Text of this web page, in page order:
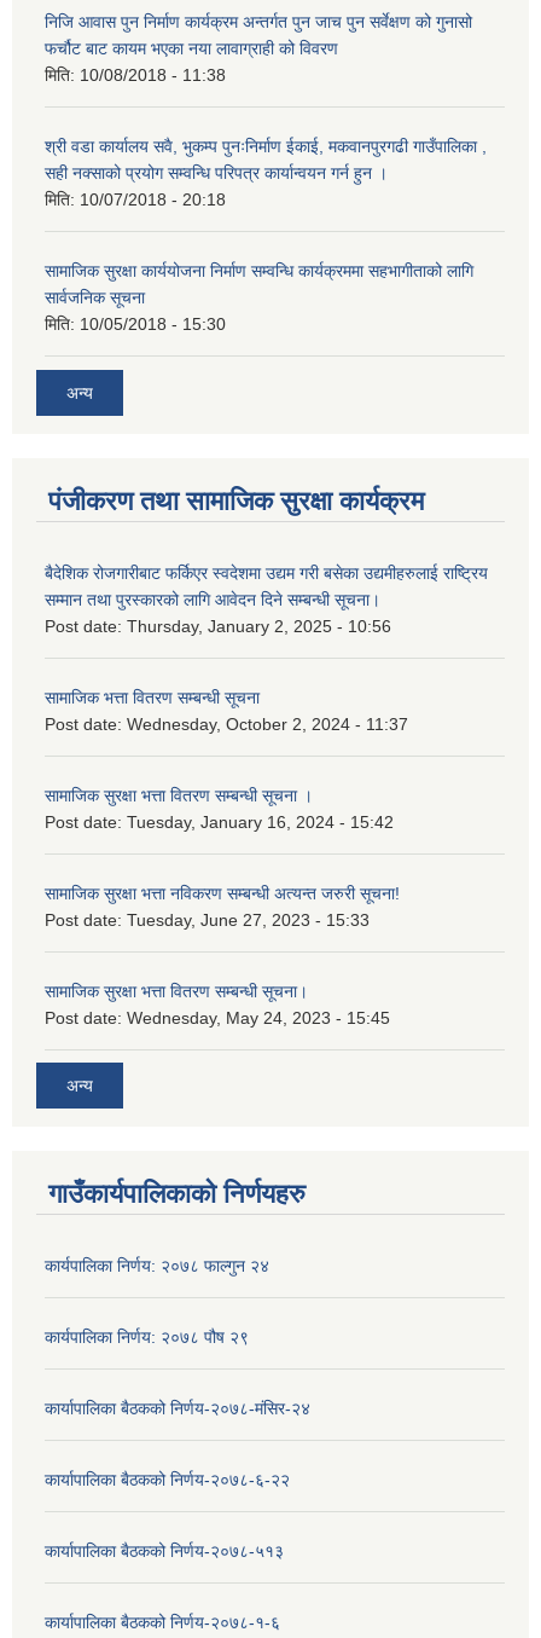
निजि आवास पुन निर्माण कार्यक्रम अन्तर्गत पुन जाच पुन सर्वेक्षण को गुनासो
फर्चौट बाट कायम भएका नया लावाग्राही को विवरण
मिति: 10/08/2018 - 11:38
श्री वडा कार्यालय सवै, भुकम्प पुनःनिर्माण ईकाई, मकवानपुरगढी गाउँपालिका ,
सही नक्साको प्रयोग सम्वन्धि परिपत्र कार्यान्वयन गर्न हुन ।
मिति: 10/07/2018 - 20:18
सामाजिक सुरक्षा कार्ययोजना निर्माण सम्वन्धि कार्यक्रममा सहभागीताको लागि
सार्वजनिक सूचना
मिति: 10/05/2018 - 15:30
अन्य
पंजीकरण तथा सामाजिक सुरक्षा कार्यक्रम
बैदेशिक रोजगारीबाट फर्किएर स्वदेशमा उद्यम गरी बसेका उद्यमीहरुलाई राष्‍ट्रिय
सम्मान तथा पुरस्कारको लागि आवेदन दिने सम्बन्धी सूचना।
Post date: Thursday, January 2, 2025 - 10:56
सामाजिक भत्ता वितरण सम्बन्धी सूचना
Post date: Wednesday, October 2, 2024 - 11:37
सामाजिक सुरक्षा भत्ता वितरण सम्बन्धी सूचना ।
Post date: Tuesday, January 16, 2024 - 15:42
सामाजिक सुरक्षा भत्ता नविकरण सम्बन्धी अत्यन्त जरुरी सूचना!
Post date: Tuesday, June 27, 2023 - 15:33
सामाजिक सुरक्षा भत्ता वितरण सम्बन्धी सूचना।
Post date: Wednesday, May 24, 2023 - 15:45
अन्य
गाउँकार्यपालिकाको निर्णयहरु
कार्यपालिका निर्णय: २०७८ फाल्गुन २४
कार्यपालिका निर्णय: २०७८ पौष २९
कार्यापालिका बैठकको निर्णय-२०७८-मंसिर-२४
कार्यापालिका बैठकको निर्णय-२०७८-६-२२
कार्यापालिका बैठकको निर्णय-२०७८-५१३
कार्यापालिका बैठकको निर्णय-२०७८-१-६